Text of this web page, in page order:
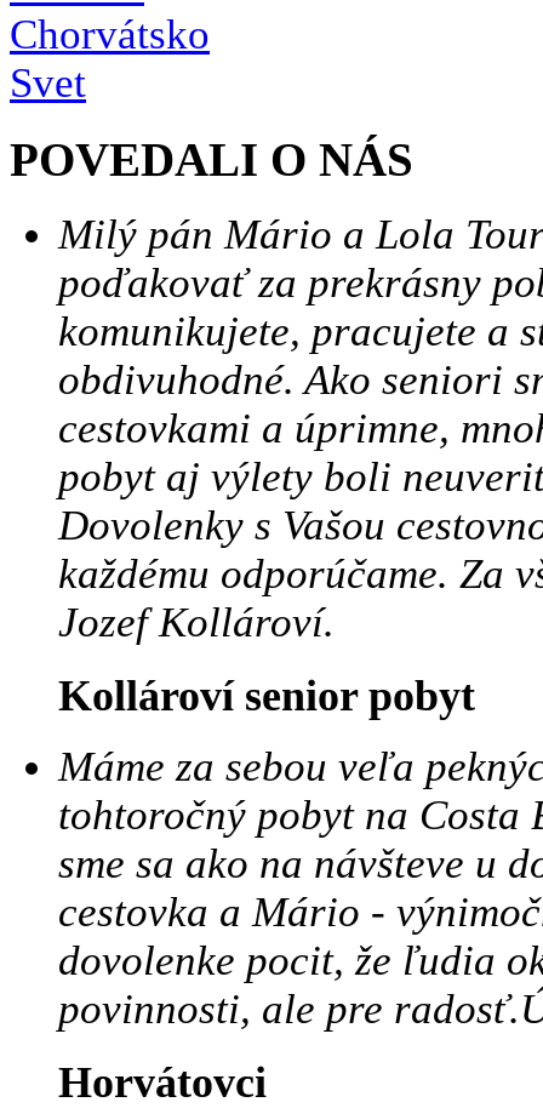
Chorvátsko
Svet
POVEDALI O NÁS
Milý pán Mário a Lola
poďakovať za prekrásny
komunikujete, pracujete a
obdivuhodné. Ako seniori
cestovkami a úprimne,
pobyt aj výlety boli
Dovolenky s Vašou
každému odporúčame. Za
Jozef Kollároví.
Kollároví senior pobyt
Máme za sebou veľa
tohtoročný pobyt na
sme sa ako na návšteve u
cestovka a Mário -
dovolenke pocit, že ľudia
povinnosti, ale pre
Horvátovci